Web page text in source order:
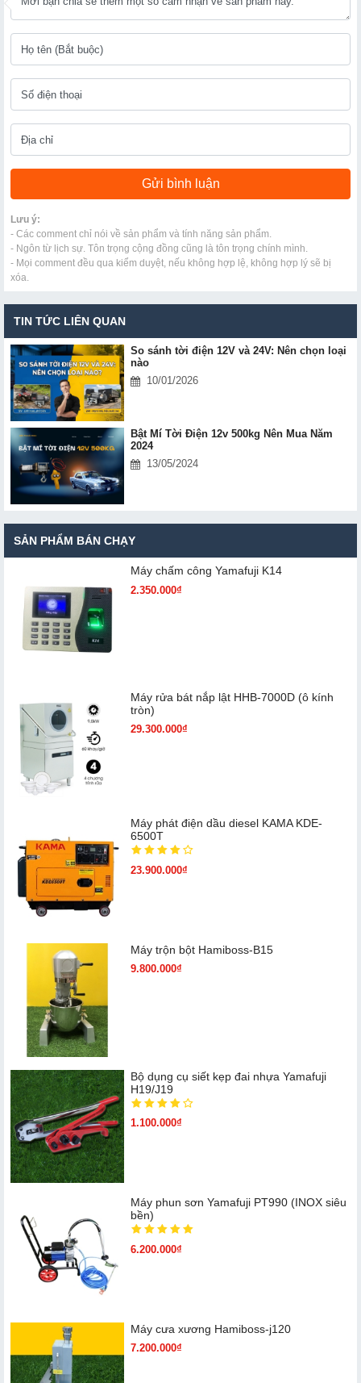
Lưu ý:
- Các comment chỉ nói về sản phẩm và tính năng sản phẩm.
- Ngôn từ lịch sự. Tôn trọng cộng đồng cũng là tôn trọng chính mình.
- Mọi comment đều qua kiểm duyệt, nếu không hợp lệ, không hợp lý sẽ bị
xóa.
TIN TỨC LIÊN QUAN
So sánh tời điện 12V và 24V: Nên chọn loại
nào
10/01/2026
Bật Mí Tời Điện 12v 500kg Nên Mua Năm
2024
13/05/2024
SẢN PHẨM BÁN CHẠY
Máy chấm cô​ng Yamafuji K14
2.350.000₫
Máy rửa bát nắp lật HHB-7000D (ô kính
tròn)
29.300.000₫
Máy phát điện dầu diesel KAMA KDE-
6500T
23.900.000₫
Máy trộn bột Hamiboss-B15
9.800.000₫
Bộ dụng cụ siết kẹp đai nhựa Yamafuji
H19/J19
1.100.000₫
Máy phun sơn Yamafuji PT990 (INOX siêu
bền)
6.200.000₫
Máy cưa xương Hamiboss-j120
7.200.000₫